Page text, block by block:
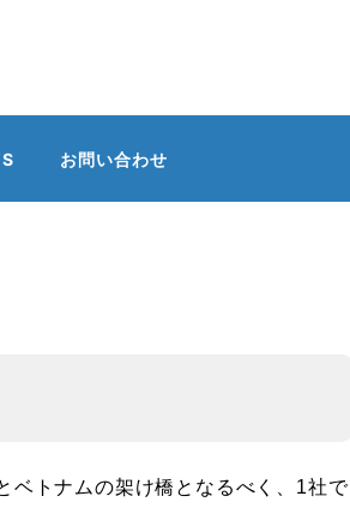
お問い合わせ
ベトナムの架け橋となるべく、1社で